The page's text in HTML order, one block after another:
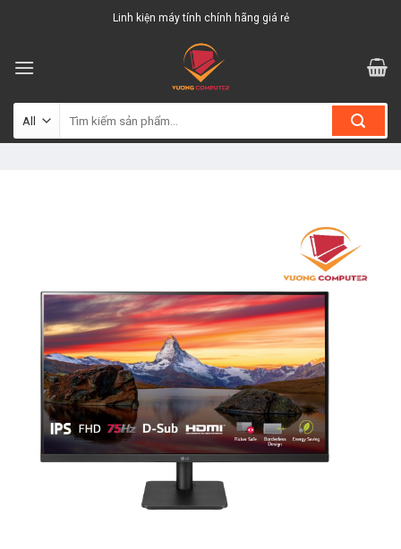
Linh kiện máy tính chính hãng giá rẻ
kiếm: